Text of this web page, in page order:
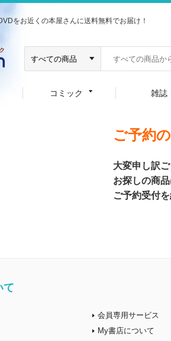
をお近くの本屋さんに送料無料でお届け！
コミック 雑誌
ご予約
大変申し訳
お探しの商
ご予約受付
て
会員専用サービス
My書店について